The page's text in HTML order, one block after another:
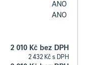
ANO
ANO
2 010 Kč bez DPH
2 432 Kč s DPH